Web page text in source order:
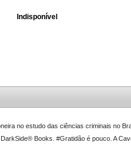
Indisponível
no estudo das ciências criminais no
Books. #Gratidão é pouco. A